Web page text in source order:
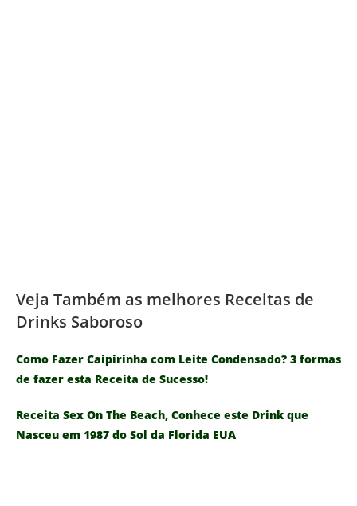
Veja Também as melhores Receitas de
Drinks Saboroso
Como Fazer Caipirinha com Leite Condensado? 3 formas
de fazer esta Receita de Sucesso!
Receita Sex On The Beach, Conhece este Drink que
Nasceu em 1987 do Sol da Florida EUA